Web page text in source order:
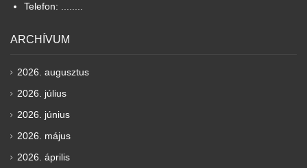
Telefon: ........
ARCHÍVUM
2026. augusztus
2026. július
2026. június
2026. május
2026. április